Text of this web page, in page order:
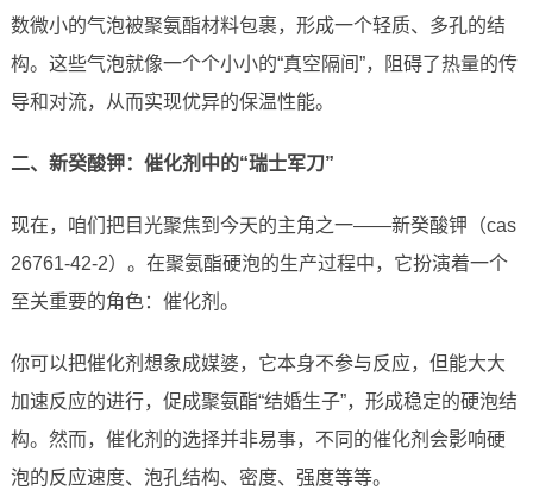
数微小的气泡被聚氨酯材料包裹，形成一个轻质、多孔的结
构。这些气泡就像一个个小小的“真空隔间”，阻碍了热量的传
导和对流，从而实现优异的保温性能。
二、新癸酸钾：催化剂中的“瑞士军刀”
现在，咱们把目光聚焦到今天的主角之一——新癸酸钾（cas
26761-42-2）。在聚氨酯硬泡的生产过程中，它扮演着一个
至关重要的角色：催化剂。
你可以把催化剂想象成媒婆，它本身不参与反应，但能大大
加速反应的进行，促成聚氨酯“结婚生子”，形成稳定的硬泡结
构。然而，催化剂的选择并非易事，不同的催化剂会影响硬
泡的反应速度、泡孔结构、密度、强度等等。